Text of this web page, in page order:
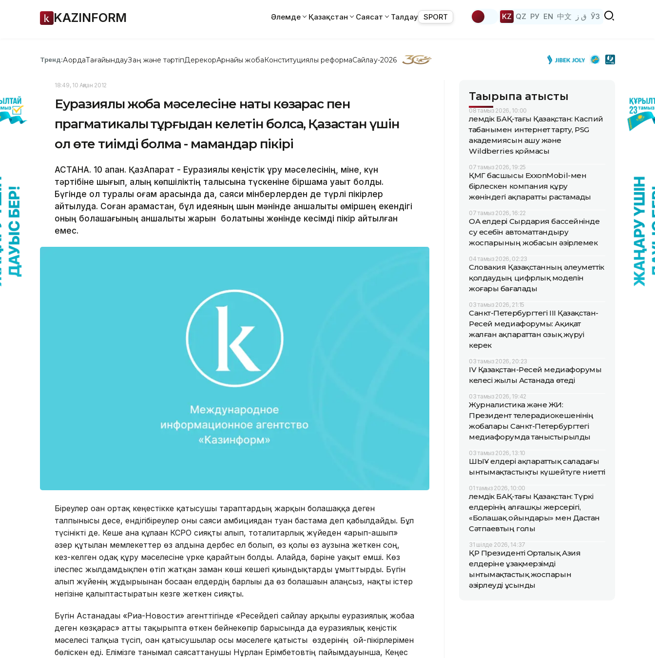
KAZINFORM Әлемде Қазақстан Саясат Талдау SPORT KZ QZ РУ EN 中文 ق ز ЎЗ
Тренд:АқордаТағайындауЗаң және тәртіпДерекқорАрнайы жобаКонституциялық реформаСайлау-2026
18:49, 10 Ақпан 2012
Еуразиялық жоба мәселесіне нақты көзқарас пен
прагматикалық тұрғыдан келетін болсақ, Қазақстан үшін
ол өте тиімді болмақ - мамандар пікірі
АСТАНА. 10 ақпан. ҚазАқпарат - Еуразиялық кеңістік құру мәселесінің, міне, күн
тәртібіне шығып, қалың көпшіліктің талқысына түскеніне біршама уақыт болды.
Бүгінде ол туралы қоғам арасында да, саяси мінберлерден де түрлі пікірлер
айтылуда. Соған қарамастан, бұл идеяның шын мәнінде қаншалықты өміршең екендігі
оның болашағының қаншалықты жарқын болатыны жөнінде кесімді пікір айтылған
емес.
Біреулер оған ортақ кеңестікке қатысушы тараптардың жарқын болашаққа деген
талпынысы десе, ендігібіреулер оны саяси амбициядан туған бастама деп қабылдайды. Бұл
түсінікті де. Кеше ғана құлаған КСРО сияқты алып, тоталитарлық жүйеден «арып-ашып»
әзер құтылған мемлекеттер өз алдына дербес ел болып, өз қолы өз аузына жеткен соң,
кез-келген одақ құру мәселесіне үрке қарайтын болды. Алайда, бәріне уақыт емші. Көз
ілеспес жылдамдықпен өтіп жатқан заман көші кешегі қиындықтарды ұмыттырды. Бүгін
алып жүйенің жұдырығынан босаған елдердің барлығы да өз болашағын алаңсыз, нақты істер
негізіне қалыптастыратын кезге жеткен сияқты.
Бүгін Астанадағы «Риа-Новости» агенттігінде «Ресейдегі сайлау арқылы еуразиялық жобаға
деген көзқарас» атты тақырыпта өткен бейнекөпір барысында да еуразиялық кеңістік
мәселесі талқыға түсіп, оған қатысушылар осы мәселеге қатысты өздерінің ой-пікірлерімен
бөліскен еді. Елімізге танымал саясаттанушы Нұрлан Ерімбетовтің пайымдауынша, Кеңес
Тақырыпқа қатысты
08 тамыз 2026, 10:00
Әлемдік БАҚ-тағы Қазақстан: Каспий
табанымен интернет тарту, PSG
академиясын ашу және
Wildberries қоймасы
07 тамыз 2026, 19:25
ҚМГ басшысы ExxonMobil-мен
бірлескен компания құру
жөніндегі ақпаратты растамады
07 тамыз 2026, 16:22
ОА елдері Сырдария бассейнінде
су есебін автоматтандыру
жоспарының жобасын әзірлемек
04 тамыз 2026, 02:23
Словакия Қазақстанның әлеуметтік
қолдаудың цифрлық моделін
жоғары бағалады
03 тамыз 2026, 21:15
Санкт-Петербургтегі III Қазақстан-
Ресей медиафорумы: Ақиқат
жалған ақпараттан озық жүруі
керек
03 тамыз 2026, 20:23
IV Қазақстан-Ресей медиафорумы
келесі жылы Астанада өтеді
03 тамыз 2026, 19:42
Журналистика және ЖИ:
Президент телерадиокешенінің
жобалары Санкт-Петербургтегі
медиафорумда таныстырылды
03 тамыз 2026, 13:10
ШЫҰ елдері ақпараттық саладағы
ынтымақтастықты күшейтуге ниетті
01 тамыз 2026, 10:00
Әлемдік БАҚ-тағы Қазақстан: Түркі
елдерінің алғашқы жерсерігі,
«Болашақ ойындары» мен Дастан
Сәтпаевтың голы
31 шілде 2026, 14:37
ҚР Президенті Орталық Азия
елдеріне ұзақмерзімді
ынтымақтастық жоспарын
әзірлеуді ұсынды